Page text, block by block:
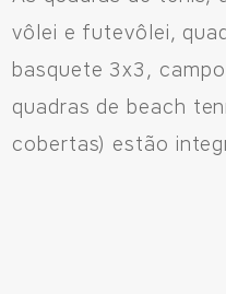
vôlei e futevôlei,
basquete 3x3,
quadras de beach
cobertas) estão